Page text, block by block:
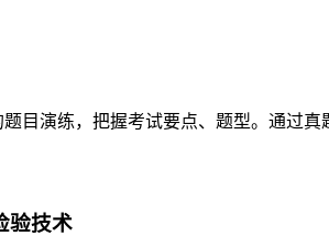
目演练，把握考试要点、题型。通过
验技术